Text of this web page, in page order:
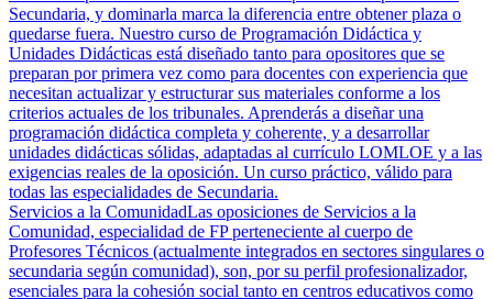
Secundaria, y dominarla marca la diferencia entre obtener plaza o
quedarse fuera. Nuestro curso de Programación Didáctica y
Unidades Didácticas está diseñado tanto para opositores que se
preparan por primera vez como para docentes con experiencia que
necesitan actualizar y estructurar sus materiales conforme a los
criterios actuales de los tribunales. Aprenderás a diseñar una
programación didáctica completa y coherente, y a desarrollar
unidades didácticas sólidas, adaptadas al currículo LOMLOE y a las
exigencias reales de la oposición. Un curso práctico, válido para
todas las especialidades de Secundaria.
Servicios a la ComunidadLas oposiciones de Servicios a la
Comunidad, especialidad de FP perteneciente al cuerpo de
Profesores Técnicos (actualmente integrados en sectores singulares o
secundaria según comunidad), son, por su perfil profesionalizador,
esenciales para la cohesión social tanto en centros educativos como